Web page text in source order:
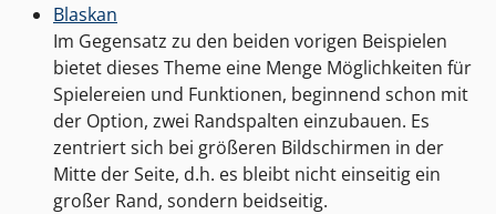
Blaskan
Im Gegensatz zu den beiden vorigen Beispielen
bietet dieses Theme eine Menge Möglichkeiten für
Spielereien und Funktionen, beginnend schon mit
der Option, zwei Randspalten einzubauen. Es
zentriert sich bei größeren Bildschirmen in der
Mitte der Seite, d.h. es bleibt nicht einseitig ein
großer Rand, sondern beidseitig.